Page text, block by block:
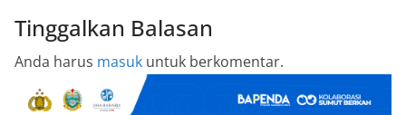
Tinggalkan Balasan
Anda harus masuk untuk berkomentar.